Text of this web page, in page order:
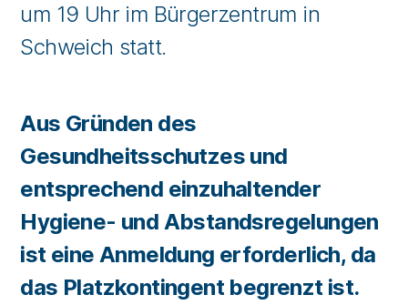
um 19 Uhr im Bürgerzentrum in
Schweich statt.
Aus Gründen des
Gesundheitsschutzes und
entsprechend einzuhaltender
Hygiene- und Abstandsregelungen
ist eine Anmeldung erforderlich, da
das Platzkontingent begrenzt ist.